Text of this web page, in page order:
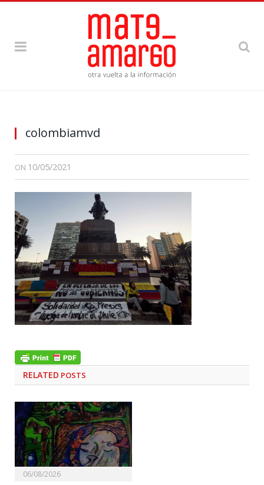
colombiamvd
ON 10/05/2021
RELATED POSTS
06/08/2026